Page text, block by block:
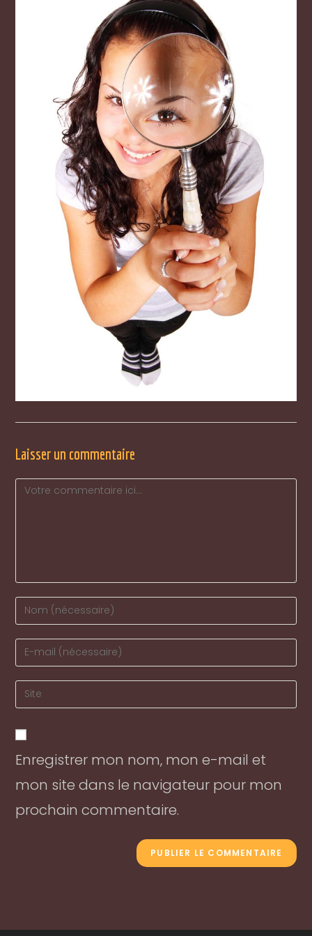
Laisser un commentaire
Comment
Enter
your
name
to
comment
Enter
your
email
address
comment
Enter
your
URL
(optional)
Enregistrer mon nom, mon e-mail et
mon site dans le navigateur pour mon
prochain commentaire.